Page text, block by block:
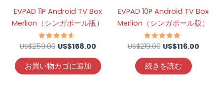
EVPAD 11P Android TV Box
Merlion（シンガポール版）
5段階中
4.39
US$259.00
US$259.00
で
し
た。
US$158.00
は
US$158.00
で
お買い物カゴに追加
EVPAD 10P Android TV Box
Merlion（シンガポール版）
5段階中
4.67
US$219.00
US$219.00
で
し
た。
US$116.00
は
で
続きを読む